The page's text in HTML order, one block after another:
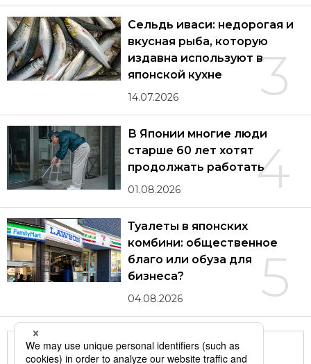
3
Сельдь иваси: недорогая и
вкусная рыба, которую
издавна используют в
японской кухне
14.07.2026
4
В Японии многие люди
старше 60 лет хотят
продолжать работать
01.08.2026
5
Туалеты в японских
комбини: общественное
благо или обуза для
бизнеса?
04.08.2026
Другие статьи по теме